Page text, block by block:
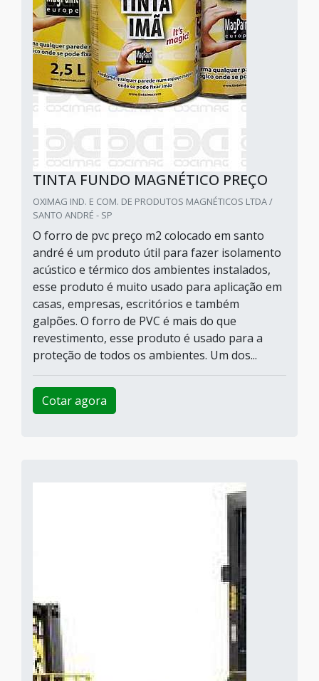
TINTA FUNDO MAGNÉTICO PREÇO
OXIMAG IND. E COM. DE PRODUTOS MAGNÉTICOS LTDA /
SANTO ANDRÉ - SP
O forro de pvc preço m2 colocado em santo
andré é um produto útil para fazer isolamento
acústico e térmico dos ambientes instalados,
esse produto é muito usado para aplicação em
casas, empresas, escritórios e também
galpões. O forro de PVC é mais do que
revestimento, esse produto é usado para a
proteção de todos os ambientes. Um dos...
Cotar agora